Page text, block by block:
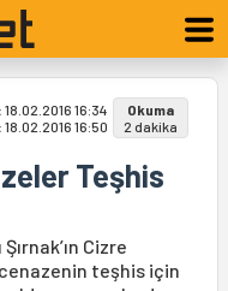
18.02.2016 16:34
18.02.2016 16:50
Okuma
2 dakika
Teşhis
Cizre
cenazenin teşhis için